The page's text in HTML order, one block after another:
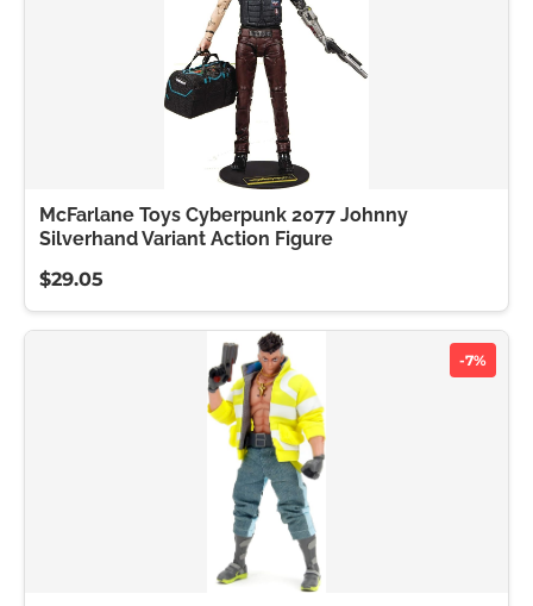
McFarlane Toys Cyberpunk 2077 Johnny
Silverhand Variant Action Figure
$29.05
-7%